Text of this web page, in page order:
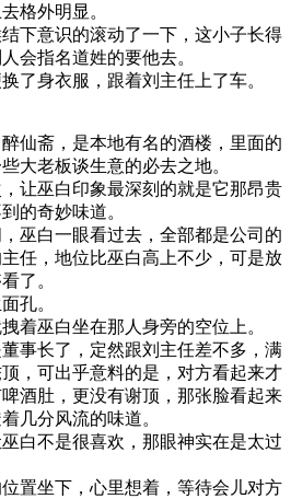
格外明显。
下意识的滚动了一下，这小子长得
会指名道姓的要他去。
了身衣服，跟着刘主任上了车。
仙斋，是本地有名的酒楼，里面的
大老板谈生意的必去之地。
让巫白印象最深刻的就是它那昂贵
的奇妙味道。
巫白一眼看过去，全部都是公司的
任，地位比巫白高上不少，可是放
了。
孔。
着巫白坐在那人身旁的空位上。
事长了，定然跟刘主任差不多，满
，可出乎意料的是，对方看起来才
酒肚，更没有谢顶，那张脸看起来
几分风流的味道。
白不是很喜欢，那眼神实在是太过
置坐下，心里想着，等待会儿对方